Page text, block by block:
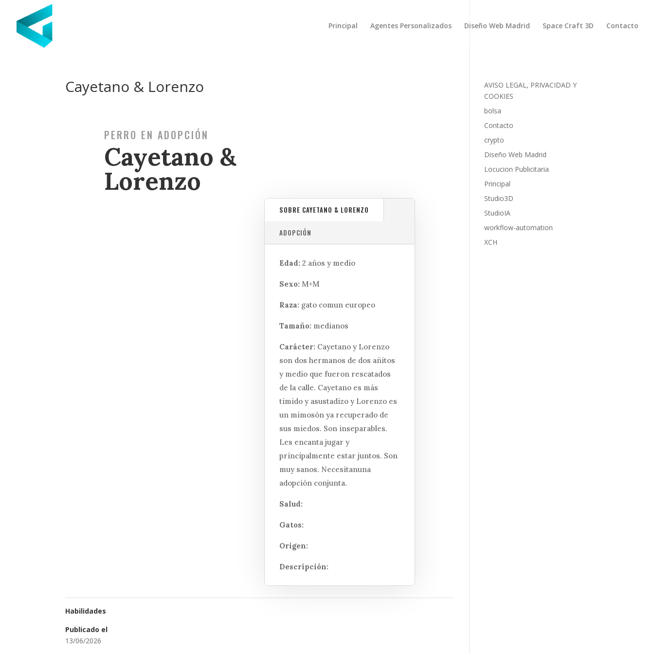
Principal Agentes Personalizados Diseño Web Madrid Space Craft 3D Contacto
Cayetano & Lorenzo
PERRO EN ADOPCIÓN
Cayetano &
Lorenzo
SOBRE CAYETANO & LORENZO
ADOPCIÓN
Edad: 2 años y medio
Sexo: M+M
Raza: gato comun europeo
Tamaño: medianos
Carácter: Cayetano y Lorenzo
son dos hermanos de dos añitos
y medio que fueron rescatados
de la calle. Cayetano es más
timido y asustadizo y Lorenzo es
un mimosón ya recuperado de
sus miedos. Son inseparables.
Les encanta jugar y
principalmente estar juntos. Son
muy sanos. Necesitanuna
adopción conjunta.
Salud:
Gatos:
Origen:
Descripción:
Habilidades
Publicado el
13/06/2026
AVISO LEGAL, PRIVACIDAD Y
COOKIES
bolsa
Contacto
crypto
Diseño Web Madrid
Locucion Publicitaria
Principal
Studio3D
StudioIA
workflow-automation
XCH